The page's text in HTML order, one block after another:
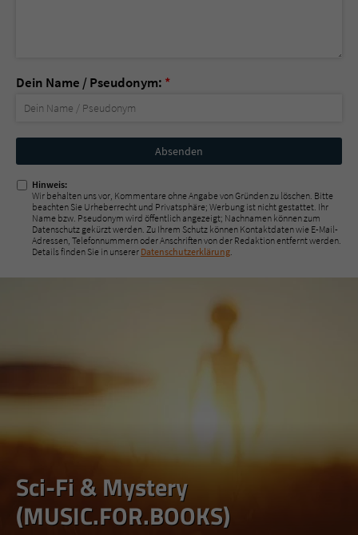
Dein Name / Pseudonym: *
Nicht
ausfüllen!
Hinweis:
Wir behalten uns vor, Kommentare ohne Angabe von Gründen zu löschen. Bitte
beachten Sie Urheberrecht und Privatsphäre; Werbung ist nicht gestattet. Ihr
Name bzw. Pseudonym wird öffentlich angezeigt; Nachnamen können zum
Datenschutz gekürzt werden. Zu Ihrem Schutz können Kontaktdaten wie E-Mail-
Adressen, Telefonnummern oder Anschriften von der Redaktion entfernt werden.
Details finden Sie in unserer Datenschutzerklärung
Sci-Fi & Mystery
(MUSIC.FOR.BOOKS)